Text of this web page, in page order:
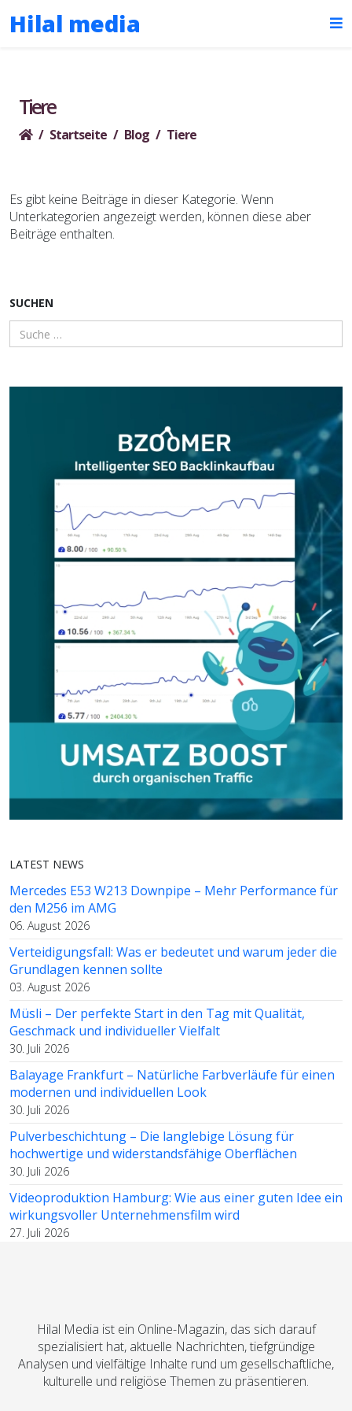
Hilal media
Tiere
Startseite Blog Tiere
Es gibt keine Beiträge in dieser Kategorie. Wenn
Unterkategorien angezeigt werden, können diese aber
Beiträge enthalten.
SUCHEN
LATEST NEWS
Mercedes E53 W213 Downpipe – Mehr Performance für
den M256 im AMG
06. August 2026
Verteidigungsfall: Was er bedeutet und warum jeder die
Grundlagen kennen sollte
03. August 2026
Müsli – Der perfekte Start in den Tag mit Qualität,
Geschmack und individueller Vielfalt
30. Juli 2026
Balayage Frankfurt – Natürliche Farbverläufe für einen
modernen und individuellen Look
30. Juli 2026
Pulverbeschichtung – Die langlebige Lösung für
hochwertige und widerstandsfähige Oberflächen
30. Juli 2026
Videoproduktion Hamburg: Wie aus einer guten Idee ein
wirkungsvoller Unternehmensfilm wird
27. Juli 2026
Hilal Media ist ein Online-Magazin, das sich darauf
spezialisiert hat, aktuelle Nachrichten, tiefgründige
Analysen und vielfältige Inhalte rund um gesellschaftliche,
kulturelle und religiöse Themen zu präsentieren.